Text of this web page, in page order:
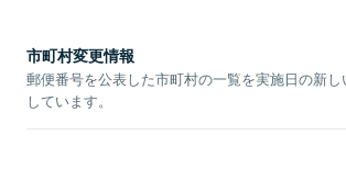
市町村変更情報
郵便番号を公表した市町村の一覧を実施日の新
しています。